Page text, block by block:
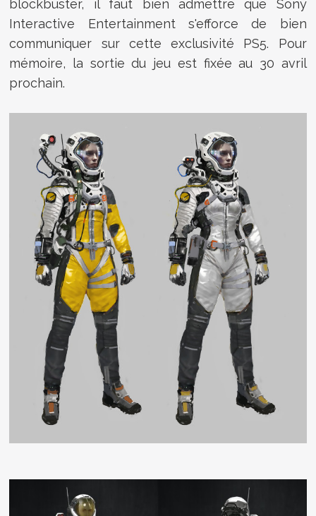
blockbuster, il faut bien admettre que Sony
Interactive Entertainment s'efforce de bien
communiquer sur cette exclusivité PS5. Pour
mémoire, la sortie du jeu est fixée au 30 avril
prochain.